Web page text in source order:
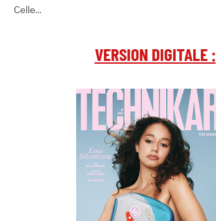
Celle...
VERSION DIGITALE :